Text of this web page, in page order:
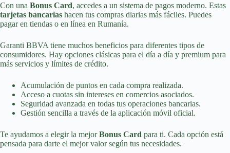
Con una Bonus Card, accedes a un sistema de pagos moderno. Estas
tarjetas bancarias hacen tus compras diarias más fáciles. Puedes
pagar en tiendas o en línea en Rumanía.
Garanti BBVA tiene muchos beneficios para diferentes tipos de
consumidores. Hay opciones clásicas para el día a día y premium para
más servicios y límites de crédito.
Acumulación de puntos en cada compra realizada.
Acceso a cuotas sin intereses en comercios asociados.
Seguridad avanzada en todas tus operaciones bancarias.
Gestión sencilla a través de la aplicación móvil oficial.
Te ayudamos a elegir la mejorBonus Card para ti. Cada opción está
pensada para darte el mejor valor según tus necesidades.